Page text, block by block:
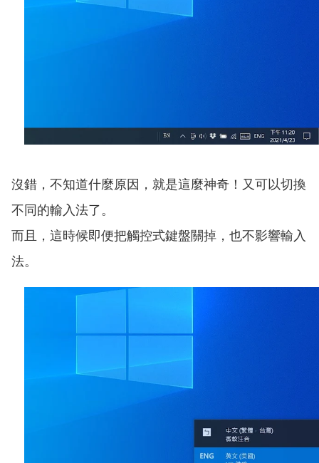
沒錯，不知道什麼原因，就是這麼神奇！又可以切換
不同的輸入法了。
而且，這時候即便把觸控式鍵盤關掉，也不影響輸入
法。